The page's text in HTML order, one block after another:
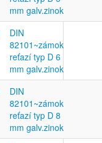
mm galv.zinok
DIN
82101~zámok
reťazí typ D 6
mm galv.zinok
DIN
82101~zámok
reťazí typ D 8
mm galv.zinok